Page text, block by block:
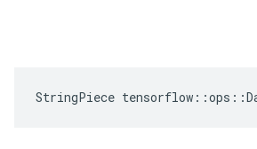
StringPiece